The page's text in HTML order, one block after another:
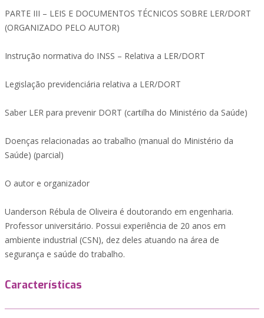
PARTE III – LEIS E DOCUMENTOS TÉCNICOS SOBRE LER/DORT
(ORGANIZADO PELO AUTOR)
Instrução normativa do INSS – Relativa a LER/DORT
Legislação previdenciária relativa a LER/DORT
Saber LER para prevenir DORT (cartilha do Ministério da Saúde)
Doenças relacionadas ao trabalho (manual do Ministério da
Saúde) (parcial)
O autor e organizador
Uanderson Rébula de Oliveira é doutorando em engenharia.
Professor universitário. Possui experiência de 20 anos em
ambiente industrial (CSN), dez deles atuando na área de
segurança e saúde do trabalho.
Características